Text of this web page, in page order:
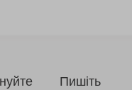
Пишіть